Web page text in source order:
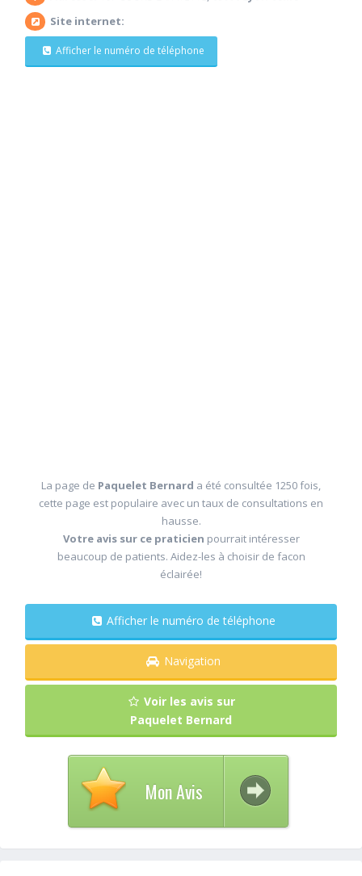
Site internet:
Afficher le numéro de téléphone
La page de Paquelet Bernard a été consultée 1250 fois,
cette page est populaire avec un taux de consultations en
hausse.
Votre avis sur ce praticien pourrait intéresser
beaucoup de patients. Aidez-les à choisir de facon
éclairée!
Afficher le numéro de téléphone
Navigation
Voir les avis sur
Paquelet Bernard
Mon Avis